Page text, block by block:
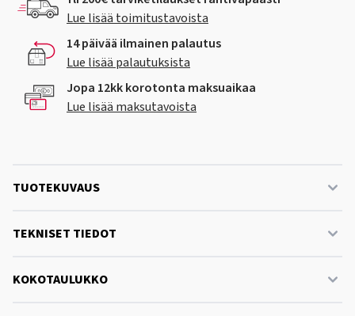
Lue lisää toimitustavoista
14 päivää ilmainen palautus
Lue lisää palautuksista
Jopa 12kk korotonta maksuaikaa
Lue lisää maksutavoista
TUOTEKUVAUS
TEKNISET TIEDOT
KOKOTAULUKKO